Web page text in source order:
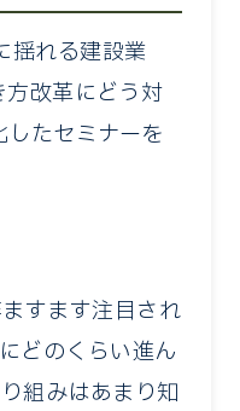
揺れる建設業
改革にどう対
たセミナーを
すます注目され
どのくらい進ん
組みはあまり知